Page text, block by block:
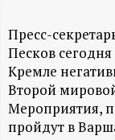
-
и
н
Пресс-
Песков сегодня
Кремле
Второй
Мероприятия,
пройдут в